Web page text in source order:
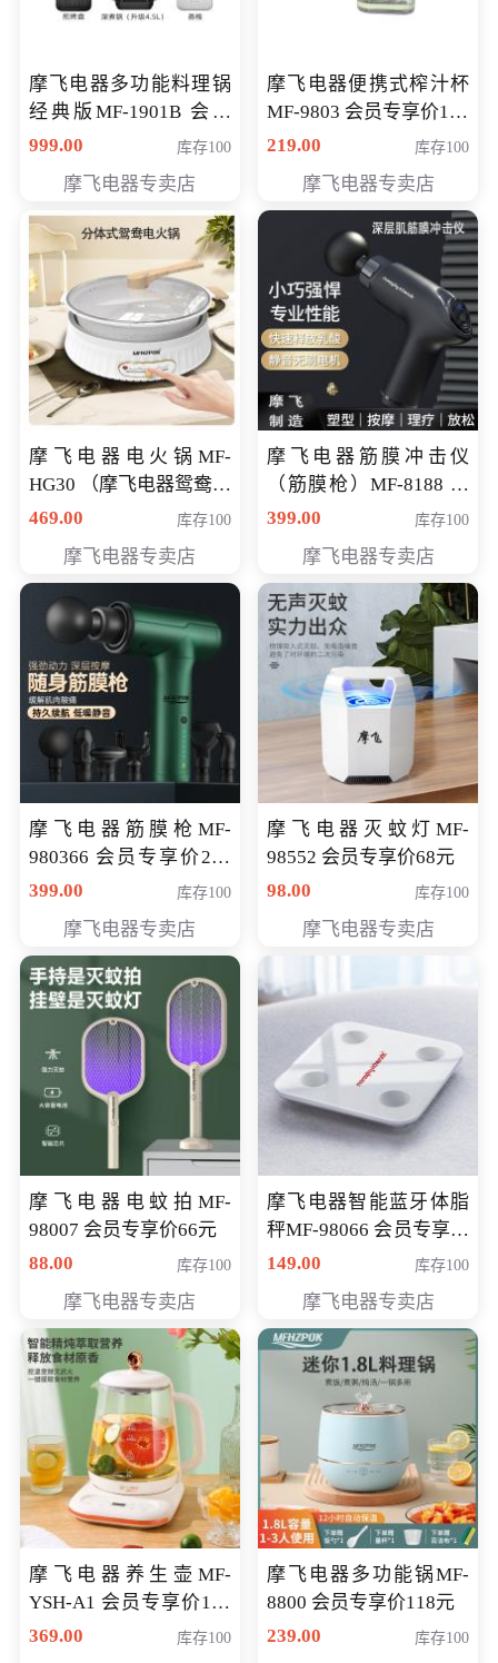
摩飞电器多功能料理锅
经典版MF-1901B 会员
专享价399元
999.00 库存100
摩飞电器专卖店
摩飞电器便携式榨汁杯
MF-9803 会员专享价138
元
219.00 库存100
摩飞电器专卖店
摩飞电器电火锅MF-
HG30 （摩飞电器鸳鸯锅
MF-HG30 ） 会员专享价
469.00 库存100
摩飞电器专卖店
摩飞电器筋膜冲击仪
（筋膜枪）MF-8188 会
员专享价268元
399.00 库存100
摩飞电器专卖店
摩飞电器筋膜枪MF-
980366 会员专享价299
元
399.00 库存100
摩飞电器专卖店
摩飞电器灭蚊灯MF-
98552 会员专享价68元
98.00
库存100
摩飞电器专卖店
摩飞电器电蚊拍MF-
98007 会员专享价66元
88.00
库存100
摩飞电器专卖店
摩飞电器智能蓝牙体脂
秤MF-98066 会员专享价
98元
149.00 库存100
摩飞电器专卖店
摩飞电器养生壶MF-
YSH-A1 会员专享价198
元
369.00 库存100
摩飞电器多功能锅MF-
8800 会员专享价118元
239.00
库存100